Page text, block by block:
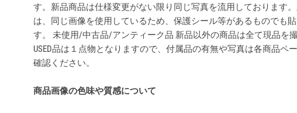
す。新品商品は仕様変更がない限り同じ写真を流用しております
は、同じ画像を使用しているため、保護シール等があるものでも
す。 未使用/中古品/アンティーク品 新品以外の商品は全て現品を
USED品は１点物となりますので、付属品の有無や写真は各商品ペ
確認ください。
商品画像の色味や質感について